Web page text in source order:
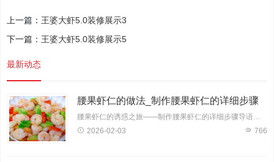
上一篇： 王婆大虾5.0装修展示3
下一篇： 王婆大虾5.0装修展示5
最新动态
腰果虾仁的做法_制作腰果虾仁的详细步骤
腰果虾仁的诱惑之旅——制作腰果虾仁的详细步骤导语：腰果虾仁，一道色香味俱佳的佳肴，深受大家喜爱。它将腰果的香脆与虾仁的鲜美完美结合，让人回味无穷。今天，就让我带领大家一
2026-02-03
766